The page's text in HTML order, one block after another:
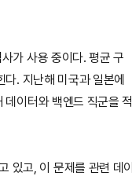
가 사용 중이다. 평균 구
. 지난해 미국과 일본에
이터와 백엔드 직군을 적
있고, 이 문제를 관련 데이